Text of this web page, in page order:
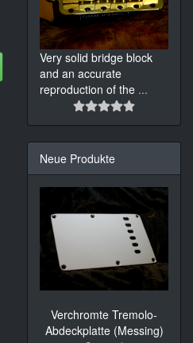
Very solid bridge block
and an accurate
reproduction of the ...
Neue Produkte
Verchromte Tremolo-
Abdeckplatte (Messing)